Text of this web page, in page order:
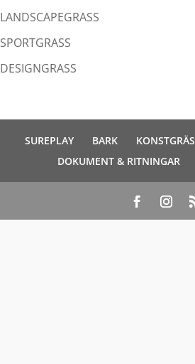
LANDSCAPEGRASS
SPORTGRASS
DESIGNGRASS
SUREPLAY BARK KONSTGRÄS
DOKUMENT & RITNINGAR